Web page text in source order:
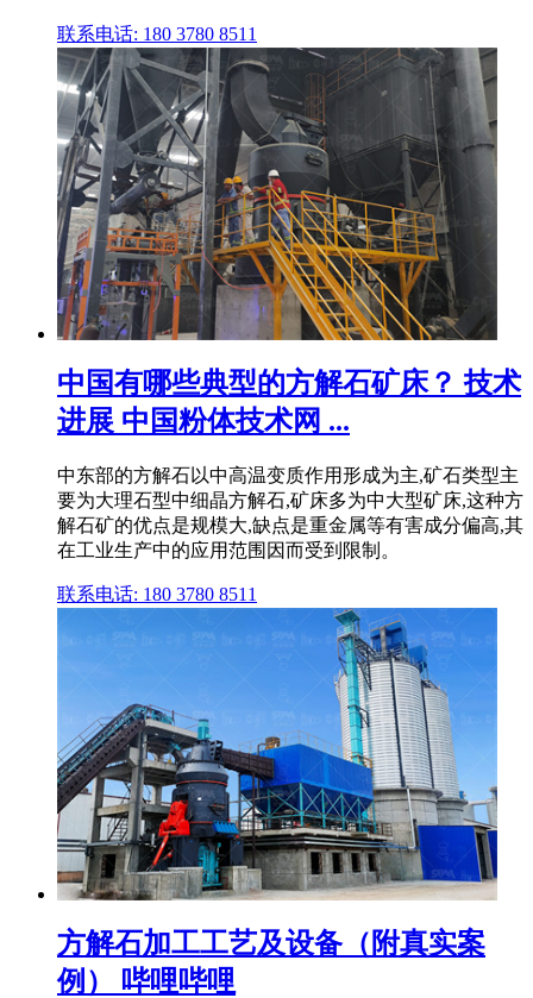
联系电话: 180 3780 8511
中国有哪些典型的方解石矿床？ 技术
进展 中国粉体技术网 ...
中东部的方解石以中高温变质作用形成为主,矿石类型主
要为大理石型中细晶方解石,矿床多为中大型矿床,这种方
解石矿的优点是规模大,缺点是重金属等有害成分偏高,其
在工业生产中的应用范围因而受到限制。
联系电话: 180 3780 8511
方解石加工工艺及设备（附真实案
例） 哔哩哔哩